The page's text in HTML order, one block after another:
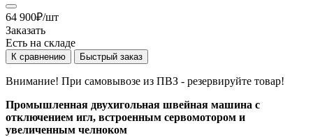
64 900₽/шт
Заказать
Есть на складе
К сравнению Быстрый заказ
Внимание! При самовывозе из ПВЗ - резервируйте товар!
Промышленная двухигольная швейная машина с
отключением игл, встроенным сервомотором и
увеличенным челноком